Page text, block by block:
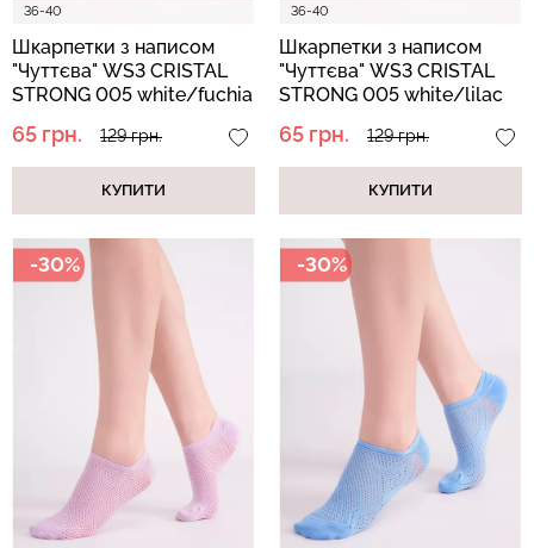
36-40
Шкарпетки з написом
"Чуттєва" WS3 CRISTAL
STRONG 005 white/fuchia
65 грн. 129 грн.
КУПИТИ
36-40
Шкарпетки з написом
"Чуттєва" WS3 CRISTAL
STRONG 005 white/lilac
65 грн. 129 грн.
КУПИТИ
-30% -30%
Велосипедки з пуш-ап
ефектом безшовні
TRACKS SHAPE black
(чорний) Giulia
454 грн.649 грн.
Безшовні труси хіпстери
HIPSTER BRIEFS
(бежевий) Giulia
230 грн.329 грн.